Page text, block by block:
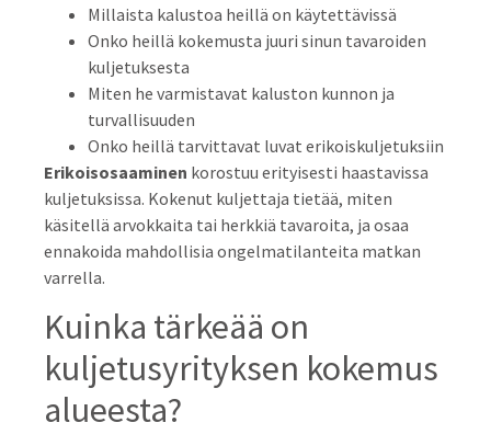
Millaista kalustoa heillä on käytettävissä
Onko heillä kokemusta juuri sinun tavaroiden
kuljetuksesta
Miten he varmistavat kaluston kunnon ja
turvallisuuden
Onko heillä tarvittavat luvat erikoiskuljetuksiin
Erikoisosaaminen korostuu erityisesti haastavissa
kuljetuksissa. Kokenut kuljettaja tietää, miten
käsitellä arvokkaita tai herkkiä tavaroita, ja osaa
ennakoida mahdollisia ongelmatilanteita matkan
varrella.
Kuinka tärkeää on
kuljetusyrityksen kokemus
alueesta?